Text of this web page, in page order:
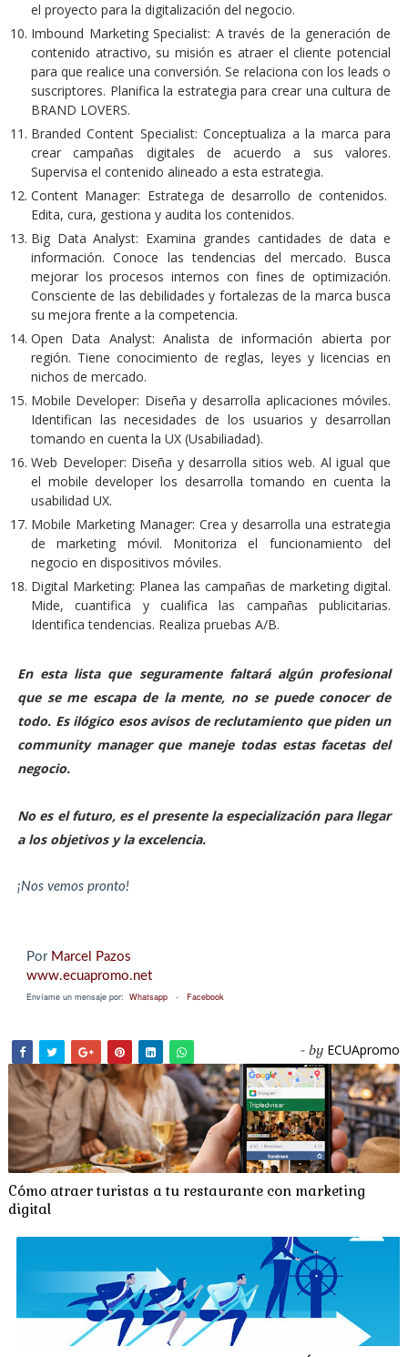
el proyecto para la digitalización del negocio.
Imbound Marketing Specialist: A través de la generación de
contenido atractivo, su misión es atraer el cliente potencial
para que realice una conversión. Se relaciona con los leads o
suscriptores. Planifica la estrategia para crear una cultura de
BRAND LOVERS.
Branded Content Specialist: Conceptualiza a la marca para
crear campañas digitales de acuerdo a sus valores.
Supervisa el contenido alineado a esta estrategia.
Content Manager: Estratega de desarrollo de contenidos.
Edita, cura, gestiona y audita los contenidos.
Big Data Analyst: Examina grandes cantidades de data e
información. Conoce las tendencias del mercado. Busca
mejorar los procesos internos con fines de optimización.
Consciente de las debilidades y fortalezas de la marca busca
su mejora frente a la competencia.
Open Data Analyst: Analista de información abierta por
región. Tiene conocimiento de reglas, leyes y licencias en
nichos de mercado.
Mobile Developer: Diseña y desarrolla aplicaciones móviles.
Identifican las necesidades de los usuarios y desarrollan
tomando en cuenta la UX (Usabiliadad).
Web Developer: Diseña y desarrolla sitios web. Al igual que
el mobile developer los desarrolla tomando en cuenta la
usabilidad UX.
Mobile Marketing Manager: Crea y desarrolla una estrategia
de marketing móvil. Monitoriza el funcionamiento del
negocio en dispositivos móviles.
Digital Marketing: Planea las campañas de marketing digital.
Mide, cuantifica y cualifica las campañas publicitarias.
Identifica tendencias. Realiza pruebas A/B.
En esta lista que seguramente faltará algún profesional
que se me escapa de la mente, no se puede conocer de
todo. Es ilógico esos avisos de reclutamiento que piden un
community manager que maneje todas estas facetas del
negocio.
No es el futuro, es el presente la especialización para llegar
a los objetivos y la excelencia.
¡Nos vemos pronto!
Por Marcel Pazos
www.ecuapromo.net
Envíame un mensaje por: Whatsapp- Facebook
- by ECUApromo
Cómo atraer turistas a tu restaurante con marketing
digital